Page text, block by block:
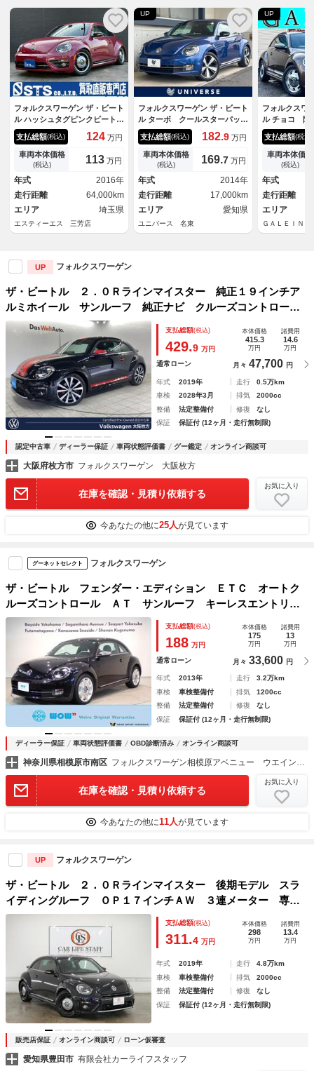
フォルクスワーゲン ザ・ビート
ル ハッシュタグピンクビート
ル ３００台限定車 ＸＹＺ車
高調 純正ナビ フルセグＴ
Ｖ Ｂｌｕｅｔｏｏｔｈ バッ
クモニター ＨＩＤヘッドライ
ト フォグライト 純正１７イ
ンチアルミホイール 電格ドア
ミラー ドラレコ リモコンキ
ー ＥＴＣ
支払総額(税込) 124 万円
車両本体価格
(税込) 113 万円
年式
2016年
走行距離
64,000km
エリア
埼玉県
エスティーエス 三芳店
UP
フォルクスワーゲン ザ・ビート
ル ターボ クールスターパッケ
ージ 黒革シート 前席シート
ヒーター 純正ナビ 前後コー
ナーセンサー ＨＩＤヘッドラ
イト ３連メーター オートク
ルーズコントロール ｂｌｕｅ
ｔｏｏｔｈ接続 ＥＴＣ車載
器 禁煙車
支払総額(税込) 182.9 万円
車両本体価格
(税込) 169.7 万円
年式
2014年
走行距離
17,000km
エリア
愛知県
ユニバース 名東
UP
フォルクスワ
ル チョコ 限
カバー ナビ
クルーズコン
ブレコーダ
Ｃ ＨＩＤ
ッシュスタ
ー 電格ミラ
支払総額(税込)
車両本体価格
(税込)
年式
走行距離
エリア
ＧＡＬＥＩＮ
UP フォルクスワーゲン
ザ・ビートル ２．０Ｒラインマイスター 純正１９インチア
ルミホイール サンルーフ 純正ナビ クルーズコントロー
ル ＨＩＤヘッドライト バックカメラ コーナーセンサー
本革シート シートヒーター ２ゾーンエアコン
支払総額(税込)
429.9 万円
本体価格
415.3
万円
諸費用
14.6
万円
通常ローン 月々 47,700 円
年式 2019年 走行
0.5万km
車検
2028年3月 排気
2000cc
整備
法定整備付 修復
なし
保証
保証付 (12ヶ月・走行無制限)
認定中古車 ディーラー保証 車両状態評価書 グー鑑定 オンライン商談可
大阪府枚方市 フォルクスワーゲン 大阪枚方
在庫を確認・見積り依頼する
お気に入り
今あなたの他に25人が見ています
グーネットセレクト フォルクスワーゲン
ザ・ビートル フェンダー・エディション ＥＴＣ オートク
ルーズコントロール ＡＴ サンルーフ キーレスエントリ
ー 盗難防止システム ＡＢＳ ＣＤ ミュージックプレイヤ
ー接続可 エアコン パワーステアリング パワーウィンド
ウ 運転席エアバッグ
支払総額(税込)
188 万円
本体価格
175
万円
諸費用
13
万円
通常ローン 月々 33,600 円
年式 2013年 走行
3.2万km
車検
車検整備付 排気
1200cc
整備
法定整備付 修復
なし
保証
保証付 (12ヶ月・走行無制限)
ディーラー保証 車両状態評価書 OBD診断済み オンライン商談可
神奈川県相模原市南区
在庫を確認・見積り依頼する
お気に入り
今あなたの他に11人が見ています
UP フォルクスワーゲン
ザ・ビートル ２．０Ｒラインマイスター 後期モデル スラ
イディングルーフ ＯＰ１７インチＡＷ ３連メーター 専用
赤黒レザーシート シートヒーター トランクスポイラー ク
ルーズコントロール １年保証付き 禁煙車
支払総額(税込)
311.4 万円
本体価格
298
万円
諸費用
13.4
万円
年式 2019年 走行
4.8万km
車検
車検整備付 排気
2000cc
整備
法定整備付 修復
なし
保証
保証付 (12ヶ月・走行無制限)
販売店保証 オンライン商談可 ローン仮審査
愛知県豊田市 有限会社カーライフスタッフ